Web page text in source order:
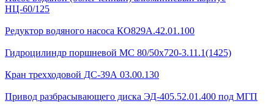
НЦ-60/125
Редуктор водяного насоса КО829А.42.01.100
Гидроцилиндр поршневой МС 80/50х720-3.11.1(1425)
Кран трехходовой ДС-39А 03.00.130
Привод разбрасывающего диска ЭД-405.52.01.400 под МГП